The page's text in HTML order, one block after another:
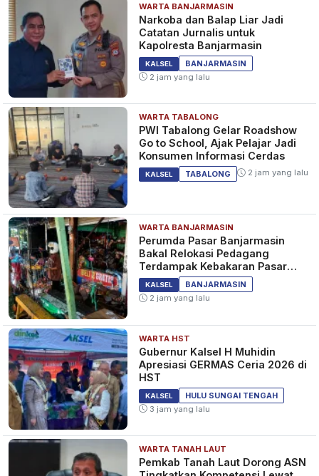
WARTA BANJARMASIN
Narkoba dan Balap Liar Jadi
Catatan Jurnalis untuk
Kapolresta Banjarmasin
KALSEL
BANJARMASIN
2 jam yang lalu
WARTA TABALONG
PWI Tabalong Gelar Roadshow
Go to School, Ajak Pelajar Jadi
Konsumen Informasi Cerdas
KALSEL TABALONG 2 jam yang lalu
WARTA BANJARMASIN
Perumda Pasar Banjarmasin
Bakal Relokasi Pedagang
Terdampak Kebakaran Pasar
Teluk Dalam
KALSEL
BANJARMASIN
2 jam yang lalu
WARTA HST
Gubernur Kalsel H Muhidin
Apresiasi GERMAS Ceria 2026 di
HST
KALSEL
HULU SUNGAI TENGAH
3 jam yang lalu
WARTA TANAH LAUT
Pemkab Tanah Laut Dorong ASN